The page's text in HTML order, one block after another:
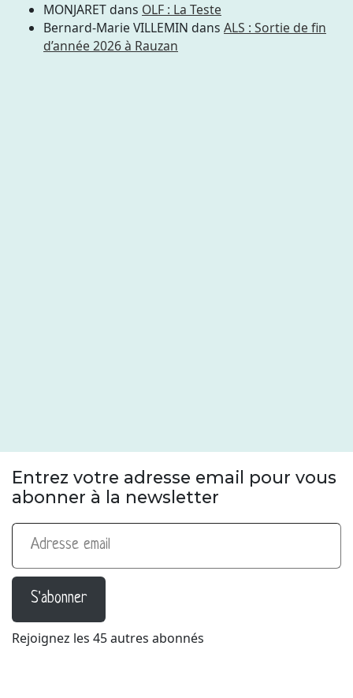
MONJARETdans OLF : La Teste
Bernard-Marie VILLEMIN dans ALS : Sortie de fin
d’année 2026 à Rauzan
Entrez votre adresse email pour vous
abonner à la newsletter
Adresse email
S'abonner
Rejoignez les 45 autres abonnés